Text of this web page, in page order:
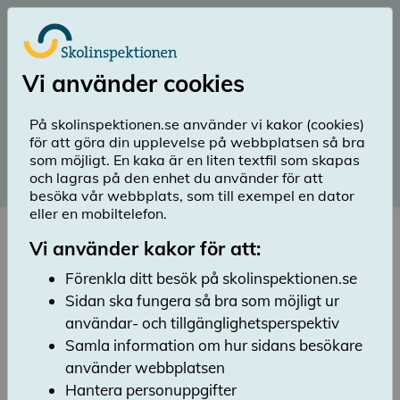
Till huvudinnehåll
searchSök
Publicerad: 19 maj 2026
Granskade kommuners
uppsökande arbete för
vuxna med behov av
grundläggande utbildning är
ofta otillräckligt
Lyssna
Skolinspektionen har granskat 30 kommuner.
Flertalet lever inte upp till sitt ansvar att
Vi använder cookies
På skolinspektionen.se använder vi kakor (cookies)
för att göra din upplevelse på webbplatsen så bra
som möjligt. En kaka är en liten textfil som skapas
och lagras på den enhet du använder för att
besöka vår webbplats, som till exempel en dator
eller en mobiltelefon.
Vi använder kakor för att:
Förenkla ditt besök på skolinspektionen.se
Sidan ska fungera så bra som möjligt ur
användar- och tillgänglighetsperspektiv
Samla information om hur sidans besökare
använder webbplatsen
Hantera personuppgifter